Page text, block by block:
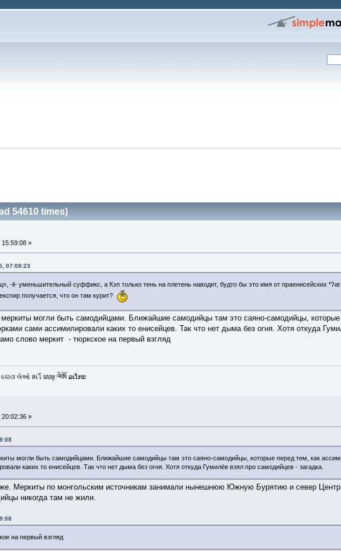
54610 times)
»
07:08:23
-il- уменьшительный суффикс, а Кэп только тень на плетень наводит, будто бы это имя от праенисейских
получается, что он там курит?
могли быть самодийцами. Ближайшие самодийцы там это саяно-самодийцы, которые
сами ассимилировали каких то енисейцев. Так что нет дыма без огня. Хотя откуда
слово меркит - тюркское на первый взгляд
લેઓ ลเโ លេអុ ལེཨོ ລເໂກະ
»
могли быть самодийцами. Ближайшие самодийцы там это саяно-самодийцы, которые перед тем, как
каких то енисейцев. Так что нет дыма без огня. Хотя откуда Гумилёв взял про самодийцев - загадка.
Меркиты по монгольским источникам занимали нынешнюю Южную Бурятию и север
никогда там не жили.
на первый взгляд